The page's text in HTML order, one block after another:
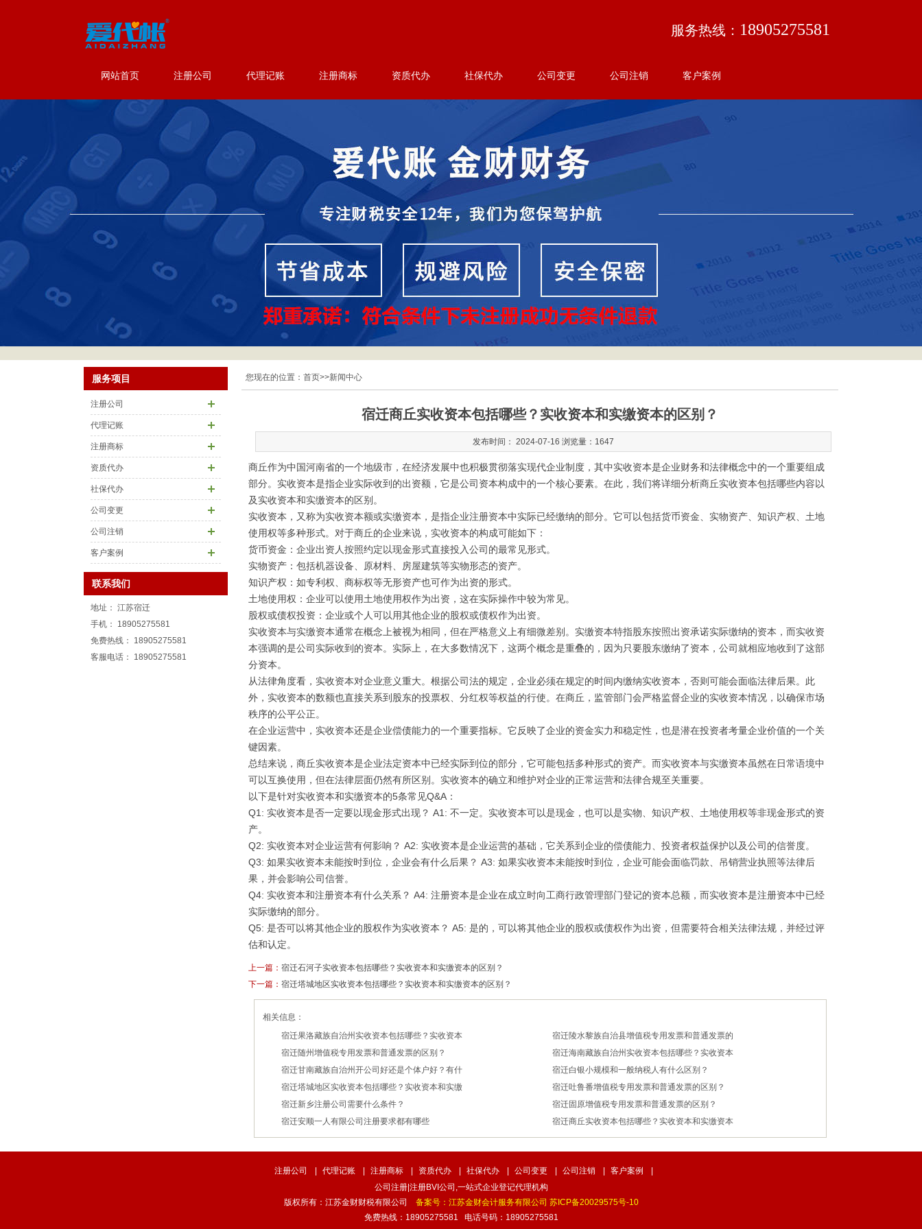
服务热线： 18905275581
网站首页 注册公司 代理记账 注册商标 资质代办 社保代办 公司变更 公司注销 客户案例
服务项目
注册公司
代理记账
注册商标
资质代办
社保代办
公司变更
公司注销
客户案例
联系我们
地址： 江苏宿迁
手机： 18905275581
免费热线： 18905275581
客服电话： 18905275581
您现在的位置： 首页>>新闻中心
宿迁商丘实收资本包括哪些？实收资本和实缴资本的区别？
发布时间： 2024-07-16 浏览量：1647
商丘作为中国河南省的一个地级市，在经济发展中也积极贯彻落实现代企业制度，其中实收资本是企业财务和法律概念中的一个重要组成
部分。实收资本是指企业实际收到的出资额，它是公司资本构成中的一个核心要素。在此，我们将详细分析商丘实收资本包括哪些内容以
及实收资本和实缴资本的区别。
实收资本，又称为实收资本额或实缴资本，是指企业注册资本中实际已经缴纳的部分。它可以包括货币资金、实物资产、知识产权、土地
使用权等多种形式。对于商丘的企业来说，实收资本的构成可能如下：
货币资金：企业出资人按照约定以现金形式直接投入公司的最常见形式。
实物资产：包括机器设备、原材料、房屋建筑等实物形态的资产。
知识产权：如专利权、商标权等无形资产也可作为出资的形式。
土地使用权：企业可以使用土地使用权作为出资，这在实际操作中较为常见。
股权或债权投资：企业或个人可以用其他企业的股权或债权作为出资。
实收资本与实缴资本通常在概念上被视为相同，但在严格意义上有细微差别。实缴资本特指股东按照出资承诺实际缴纳的资本，而实收资
本强调的是公司实际收到的资本。实际上，在大多数情况下，这两个概念是重叠的，因为只要股东缴纳了资本，公司就相应地收到了这部
分资本。
从法律角度看，实收资本对企业意义重大。根据公司法的规定，企业必须在规定的时间内缴纳实收资本，否则可能会面临法律后果。此
外，实收资本的数额也直接关系到股东的投票权、分红权等权益的行使。在商丘，监管部门会严格监督企业的实收资本情况，以确保市场
秩序的公平公正。
在企业运营中，实收资本还是企业偿债能力的一个重要指标。它反映了企业的资金实力和稳定性，也是潜在投资者考量企业价值的一个关
键因素。
总结来说，商丘实收资本是企业法定资本中已经实际到位的部分，它可能包括多种形式的资产。而实收资本与实缴资本虽然在日常语境中
可以互换使用，但在法律层面仍然有所区别。实收资本的确立和维护对企业的正常运营和法律合规至关重要。
以下是针对实收资本和实缴资本的5条常见Q&A：
Q1: 实收资本是否一定要以现金形式出现？ A1: 不一定。实收资本可以是现金，也可以是实物、知识产权、土地使用权等非现金形式的资
产。
Q2: 实收资本对企业运营有何影响？ A2: 实收资本是企业运营的基础，它关系到企业的偿债能力、投资者权益保护以及公司的信誉度。
Q3: 如果实收资本未能按时到位，企业会有什么后果？ A3: 如果实收资本未能按时到位，企业可能会面临罚款、吊销营业执照等法律后
果，并会影响公司信誉。
Q4: 实收资本和注册资本有什么关系？ A4: 注册资本是企业在成立时向工商行政管理部门登记的资本总额，而实收资本是注册资本中已经
实际缴纳的部分。
Q5: 是否可以将其他企业的股权作为实收资本？ A5: 是的，可以将其他企业的股权或债权作为出资，但需要符合相关法律法规，并经过评
估和认定。
上一篇： 宿迁石河子实收资本包括哪些？实收资本和实缴资本的区别？
下一篇： 宿迁塔城地区实收资本包括哪些？实收资本和实缴资本的区别？
相关信息：
宿迁果洛藏族自治州实收资本包括哪些？实收资本
2024-07-16
宿迁陵水黎族自治县增值税专用发票和普通发票的
2024-07-16
宿迁随州增值税专用发票和普通发票的区别？
2024-07-16
宿迁海南藏族自治州实收资本包括哪些？实收资本
2024-07-16
宿迁甘南藏族自治州开公司好还是个体户好？有什
2024-07-16
宿迁白银小规模和一般纳税人有什么区别？
2024-07-16
宿迁塔城地区实收资本包括哪些？实收资本和实缴
2024-07-16
宿迁吐鲁番增值税专用发票和普通发票的区别？
2024-07-16
宿迁新乡注册公司需要什么条件？
2024-07-16
宿迁固原增值税专用发票和普通发票的区别？
2024-07-16
宿迁安顺一人有限公司注册要求都有哪些
2024-07-16
宿迁商丘实收资本包括哪些？实收资本和实缴资本
2024-07-16
注册公司 代理记账 注册商标 资质代办 社保代办 公司变更 公司注销 客户案例
公司注册|注册BVI公司,一站式企业登记代理机构
版权所有：江苏金财财税有限公司 备案号：江苏金财会计服务有限公司 苏ICP备20029575号-10
免费热线：18905275581 电话号码：18905275581